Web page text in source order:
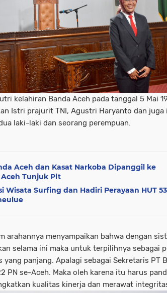
kelahiran Banda Aceh pada tanggal 5 Mai
Istri prajurit TNI, Agustri Haryanto dan juga
laki-laki dan seorang perempuan.
Aceh dan Kasat Narkoba Dipanggil ke
Tunjuk Plt
Wisata Surfing dan Hadiri Perayaan HUT 53
arahannya menyampaikan bahwa dengan
selama ini maka untuk terpilihnya sebagai
yang panjang. Apalagi sebagai Sekretaris PT
PN se-Aceh. Maka oleh karena itu harus
kualitas kinerja dan merawat